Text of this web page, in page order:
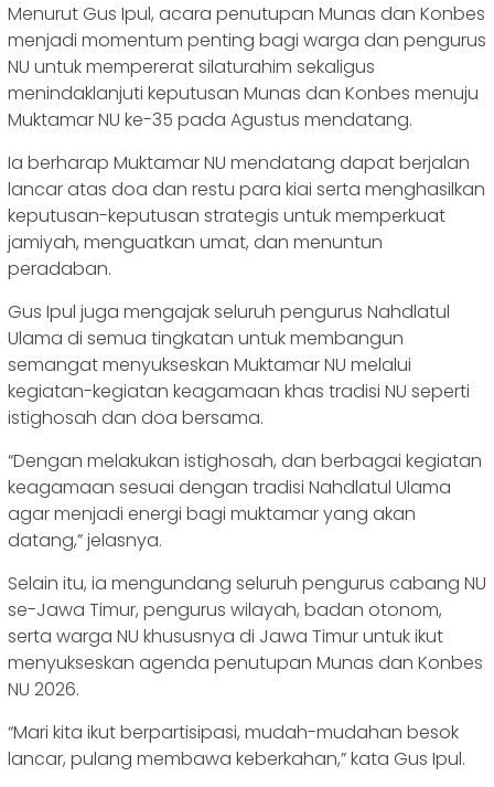
Menurut Gus Ipul, acara penutupan Munas dan Konbes
menjadi momentum penting bagi warga dan pengurus
NU untuk mempererat silaturahim sekaligus
menindaklanjuti keputusan Munas dan Konbes menuju
Muktamar NU ke-35 pada Agustus mendatang.
Ia berharap Muktamar NU mendatang dapat berjalan
lancar atas doa dan restu para kiai serta menghasilkan
keputusan-keputusan strategis untuk memperkuat
jamiyah, menguatkan umat, dan menuntun
peradaban.
Gus Ipul juga mengajak seluruh pengurus Nahdlatul
Ulama di semua tingkatan untuk membangun
semangat menyukseskan Muktamar NU melalui
kegiatan-kegiatan keagamaan khas tradisi NU seperti
istighosah dan doa bersama.
“Dengan melakukan istighosah, dan berbagai kegiatan
keagamaan sesuai dengan tradisi Nahdlatul Ulama
agar menjadi energi bagi muktamar yang akan
datang,” jelasnya.
Selain itu, ia mengundang seluruh pengurus cabang NU
se-Jawa Timur, pengurus wilayah, badan otonom,
serta warga NU khususnya di Jawa Timur untuk ikut
menyukseskan agenda penutupan Munas dan Konbes
NU 2026.
“Mari kita ikut berpartisipasi, mudah-mudahan besok
lancar, pulang membawa keberkahan,” kata Gus Ipul.